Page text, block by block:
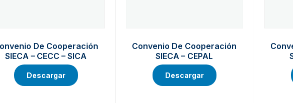
De Cooperación
SIECA – CECC – SICA
Descargar
Convenio De Cooperación
SIECA – CEPAL
Descargar